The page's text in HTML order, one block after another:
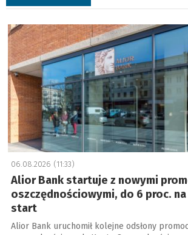
a
06.08.2026 (11:33)
Alior Bank startuje z nowymi
oszczędnościowymi, do 6 proc.
start
Alior Bank uruchomił kolejne odsłony